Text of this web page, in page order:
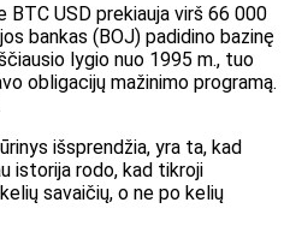
BTC USD prekiauja virš 66 000
bankas (BOJ) padidino bazinę
lygio nuo 1995 m., tuo
obligacijų mažinimo programą.
išsprendžia, yra ta, kad
istorija rodo, kad tikroji
savaičių, o ne po kelių